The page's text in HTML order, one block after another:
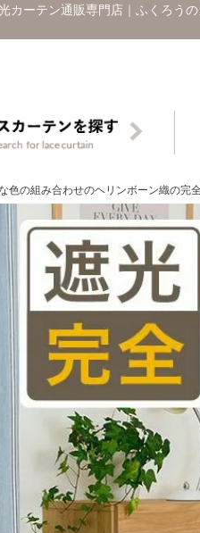
ーテン通販専門店｜ふくろうの
色の組み合わせのヘリンボーン織の完